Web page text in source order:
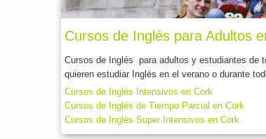
Cursos de Inglés para Adultos
Cursos de Inglés para adultos y estudiantes de
quieren estudiar Inglés en el verano o durante
Cursos de Inglés Intensivos en Cork
Cursos de Inglés de Tiempo Parcial en Cork
Cursos de Inglés Super Intensivos en Cork